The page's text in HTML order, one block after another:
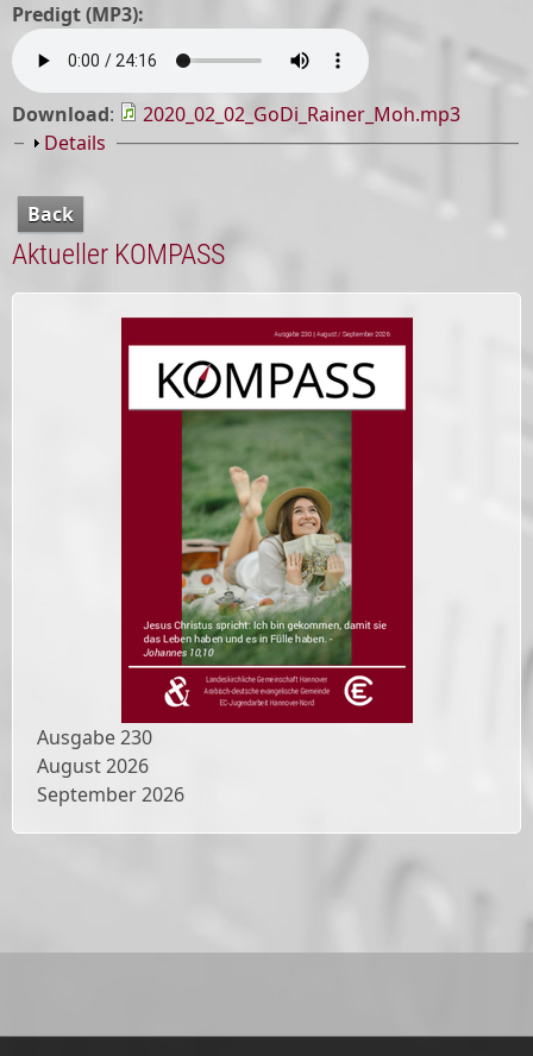
Predigt (MP3):
Download:
2020_02_02_GoDi_Rainer_Moh.mp3
Show
Details
Back
Aktueller KOMPASS
Ausgabe230
August 2026
September 2026